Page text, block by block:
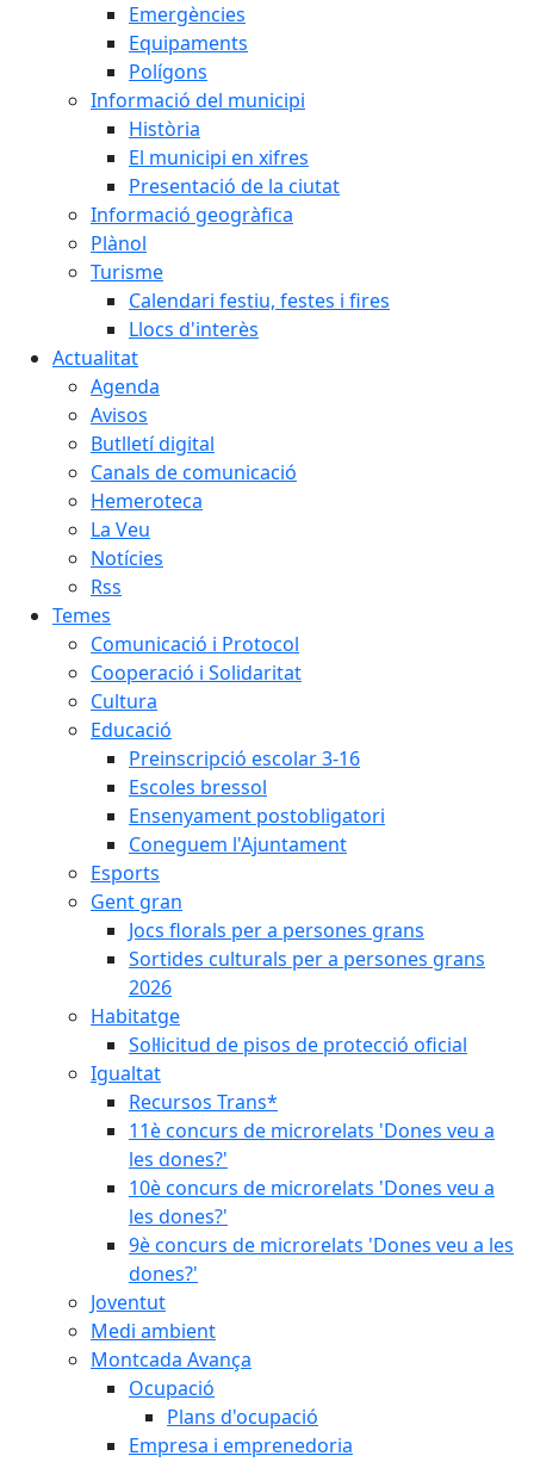
Emergències
Equipaments
Polígons
Informació del municipi
Història
El municipi en xifres
Presentació de la ciutat
Informació geogràfica
Plànol
Turisme
Calendari festiu, festes i fires
Llocs d'interès
Actualitat
Agenda
Avisos
Butlletí digital
Canals de comunicació
Hemeroteca
La Veu
Notícies
Rss
Temes
Comunicació i Protocol
Cooperació i Solidaritat
Cultura
Educació
Preinscripció escolar 3-16
Escoles bressol
Ensenyament postobligatori
Coneguem l'Ajuntament
Esports
Gent gran
Jocs florals per a persones grans
Sortides culturals per a persones grans
2026
Habitatge
Sol·licitud de pisos de protecció oficial
Igualtat
Recursos Trans*
11è concurs de microrelats 'Dones veu a
les dones?'
10è concurs de microrelats 'Dones veu a
les dones?'
9è concurs de microrelats 'Dones veu a les
dones?'
Joventut
Medi ambient
Montcada Avança
Ocupació
Plans d'ocupació
Empresa i emprenedoria